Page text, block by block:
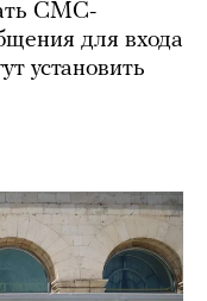
СМС-
для входа
установить